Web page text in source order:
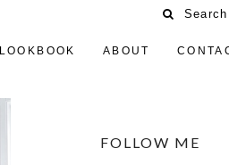
Search
LOOKBOOK ABOUT
FOLLOW ME